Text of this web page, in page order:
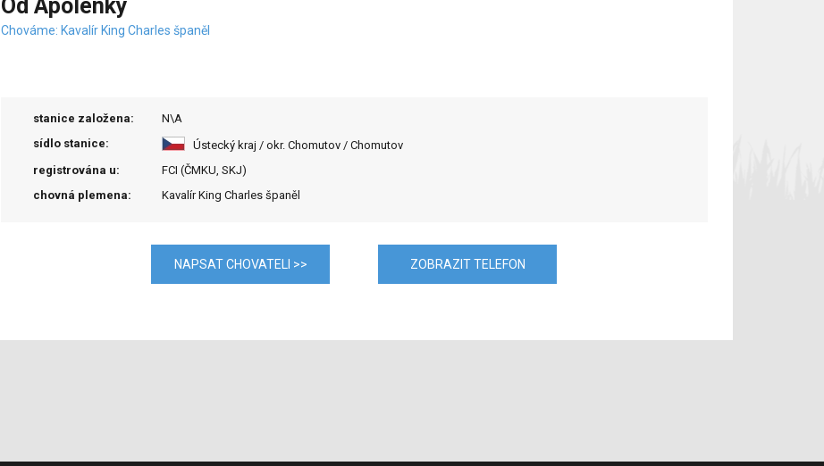
Od Apolénky
Chováme: Kavalír King Charles španěl
stanice založena:
N\A
sídlo stanice:
Ústecký kraj / okr. Chomutov / Chomutov
registrována u:
FCI (ČMKU, SKJ)
chovná plemena:
Kavalír King Charles španěl
NAPSAT CHOVATELI >> ZOBRAZIT TELEFON